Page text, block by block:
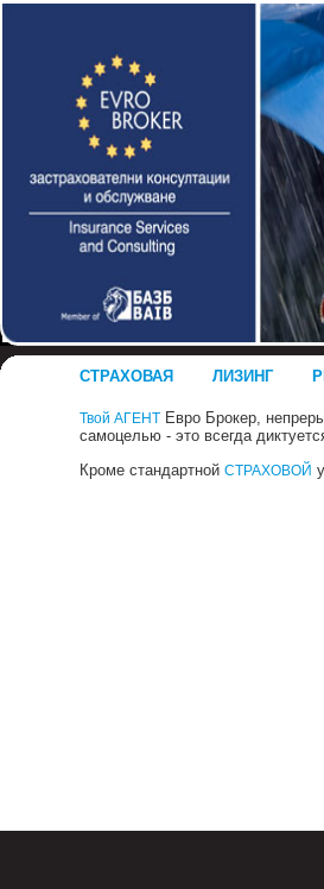
СТРАХОВАЯ ЛИЗИНГ
Твой АГЕНТ Евро Брокер,
самоцелью - это всегда
Кроме стандартной СТРАХОВОЙ